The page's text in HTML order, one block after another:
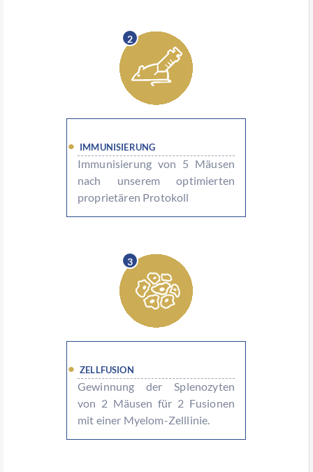
2
IMMUNISIERUNG
Immunisierung von 5 Mäusen
nach unserem optimierten
proprietären Protokoll
3
ZELLFUSION
Gewinnung der Splenozyten
von 2 Mäusen für 2 Fusionen
mit einer Myelom-Zelllinie.